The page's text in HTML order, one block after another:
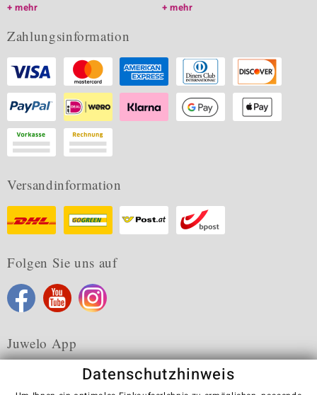
mehr
mehr
Zahlungsinformation
Versandinformation
Folgen Sie uns auf
Juwelo App
Datenschutzhinweis